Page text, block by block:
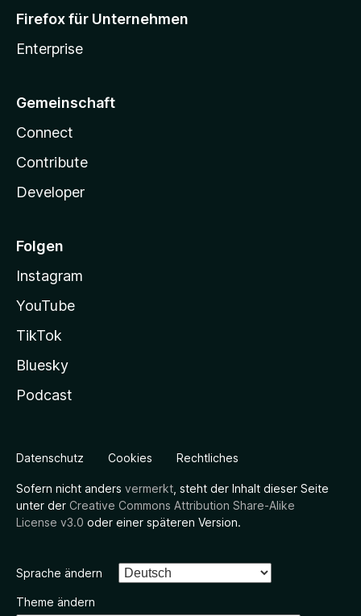
Firefox für Unternehmen
Enterprise
Gemeinschaft
Connect
Contribute
Developer
Folgen
Instagram
YouTube
TikTok
Bluesky
Podcast
Datenschutz Cookies Rechtliches
Sofern nicht anders vermerkt , steht der Inhalt dieser Seite
unter der Creative Commons Attribution Share-Alike
License v3.0 oder einer späteren Version.
Sprache ändern
Theme ändern